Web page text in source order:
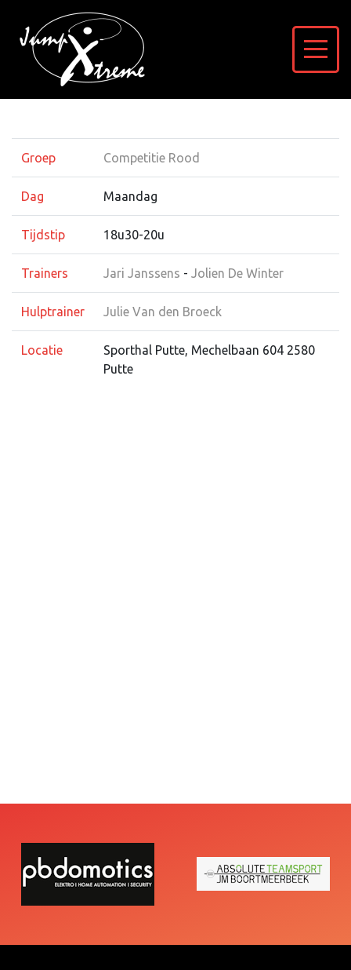
Groep Competitie Rood
Dag Maandag
Tijdstip 18u30-20u
Trainers Jari Janssens - Jolien De Winter
Hulptrainer Julie Van den Broeck
Locatie
Sporthal Putte, Mechelbaan 604 2580
Putte